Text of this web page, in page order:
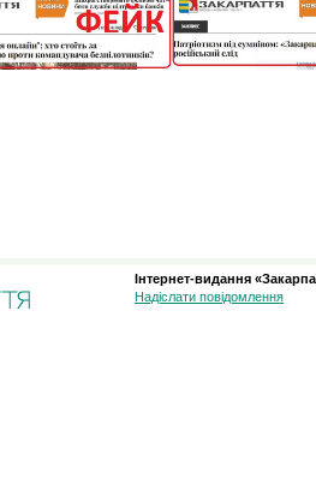
Інтернет-видання
Надіслати повідомлення